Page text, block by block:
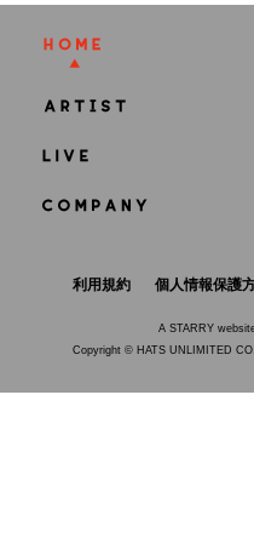
利用規約 個人情報保護
A STARRY
Copyright © HATS UNLIMITED